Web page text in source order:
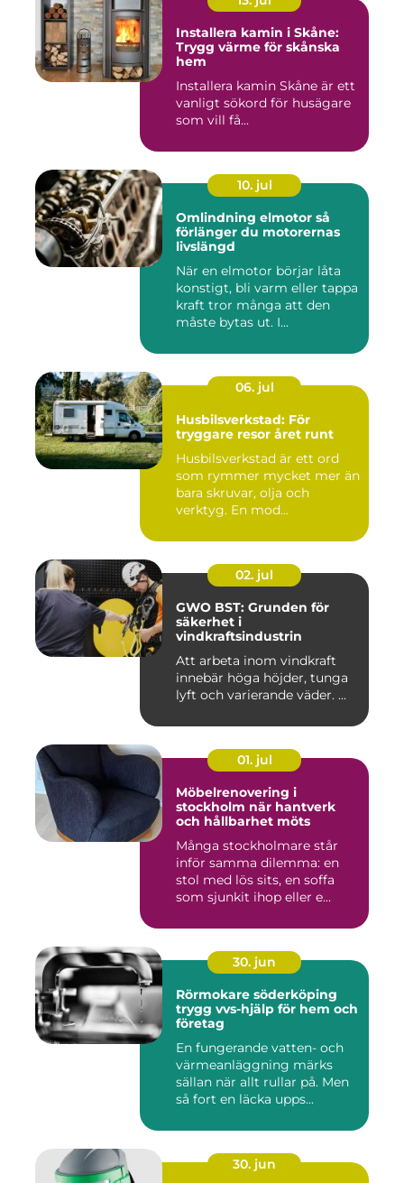
Installera kamin i Skåne:
Trygg värme för skånska
hem
Installera kamin Skåne är ett
vanligt sökord för husägare
som vill få...
10. jul
Omlindning elmotor så
förlänger du motorernas
livslängd
När en elmotor börjar låta
konstigt, bli varm eller tappa
kraft tror många att den
måste bytas ut. I...
06. jul
Husbilsverkstad: För
tryggare resor året runt
Husbilsverkstad är ett ord
som rymmer mycket mer än
bara skruvar, olja och
verktyg. En mod...
02. jul
GWO BST: Grunden för
säkerhet i
vindkraftsindustrin
Att arbeta inom vindkraft
innebär höga höjder, tunga
lyft och varierande väder. ...
01. jul
Möbelrenovering i
stockholm när hantverk
och hållbarhet möts
Många stockholmare står
inför samma dilemma: en
stol med lös sits, en soffa
som sjunkit ihop eller e...
30. jun
Rörmokare söderköping
trygg vvs-hjälp för hem och
företag
En fungerande vatten- och
värmeanläggning märks
sällan när allt rullar på. Men
så fort en läcka upps...
30. jun